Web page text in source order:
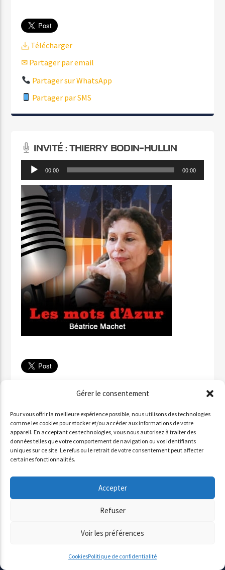
Gérer le consentement
Pour vous offrir la meilleure expérience possible, nous utilisons des technologies
comme les cookies pour stocker et/ou accéder aux informations de votre
appareil. En acceptant ces technologies, vous nous autorisez à traiter des
données telles que votre comportement de navigation ou vos identifiants
uniques sur ce site. Le refus ou le retrait de votre consentement peut affecter
certaines fonctionnalités.
Accepter
Refuser
Voir les préférences
CookiesPolitique de confidentialité
Télécharger
✉ Partager par email
Partager sur WhatsApp
Partager par SMS
INVITÉ : THIERRY BODIN-HULLIN
Lecteur 00:00 00:00
Partager sur WhatsApp
Partager par SMS
INVITÉ : ALDO QURESHI